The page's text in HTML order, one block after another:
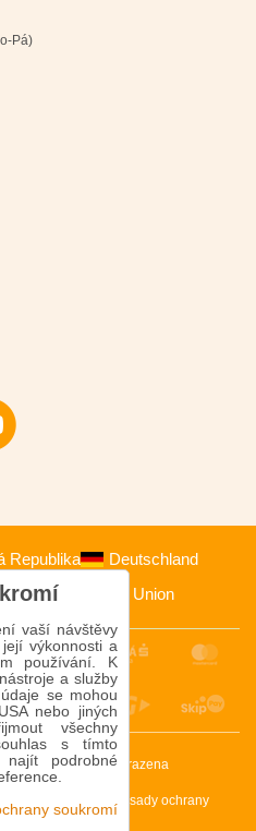
Pá)
Republika
Deutschland
European Union
Všechna práva vyhrazena
a Google. Platí
Zásady ochrany
Smluvní podmínky
vaší návštěvy
výkonnosti a
používání. K
a služby
se mohou
nebo jiných
všechny
s tímto
podrobné
soukromí